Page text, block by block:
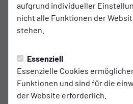
aufgrund individueller
nicht alle Funktionen der
stehen.
Essenziell
Essenzielle Cookies
Funktionen und sind für die
der Website erforderlich.